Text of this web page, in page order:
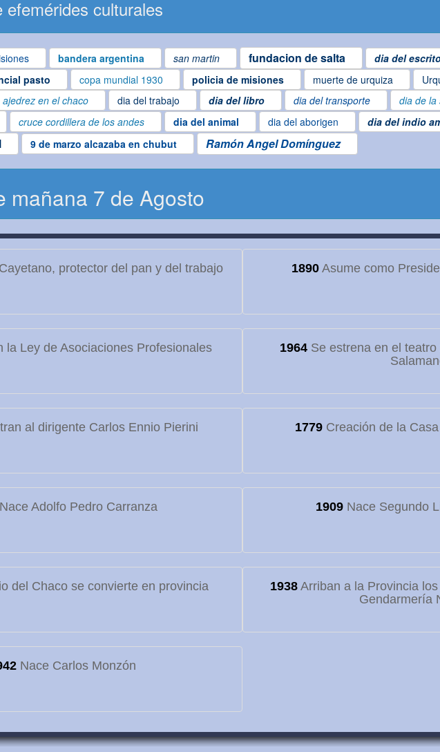
efemérides culturales
bandera argentina san martin fundacion de salta dia del
pasto copa mundial 1930 policia de misiones muerte de urquiza
ajedrez en el chaco dia del trabajo dia del libro dia del transporte dia de la
cruce cordillera de los andes dia del animal dia del aborigen dia del indio
9 de marzo alcazaba en chubut Ramón Angel Domínguez
mañana 7 de Agosto
protector del pan y del trabajo 1890 Asume como
la Ley de Asociaciones Profesionales 1964Se estrena en el teatro
al dirigente Carlos Ennio Pierini 1779Creación de la
Adolfo Pedro Carranza 1909 Nace Segundo
del Chaco se convierte en provincia 1938 Arriban a la Provincia
Gendarmería
Nace Carlos Monzón